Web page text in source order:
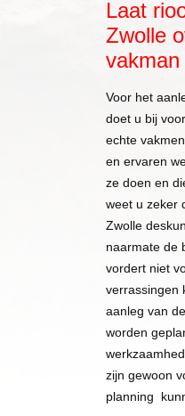
Laat
Zwolle
vakman
Voor het
doet u bij
echte
en ervaren
ze doen en
weet u zeker
Zwolle
naarmate de
vordert niet
verrassingen
aanleg van
worden
zijn gewoon
planning